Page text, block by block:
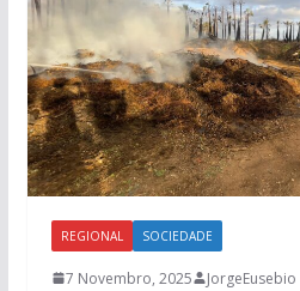
REGIONAL SOCIEDADE
7 Novembro, 2025
JorgeEusebio